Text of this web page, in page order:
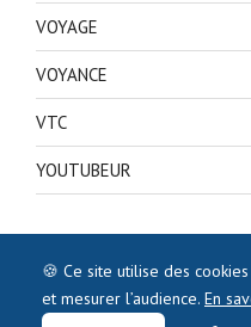
VOYAGE
VOYANCE
VTC
YOUTUBEUR
🍪 Ce site utilise des
et mesurer l’audience. En